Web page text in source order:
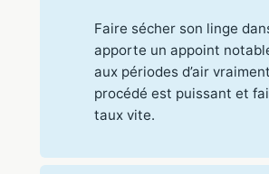
Faire sécher son linge
apporte un appoint
aux périodes d’air
procédé est puissant et
taux vite.